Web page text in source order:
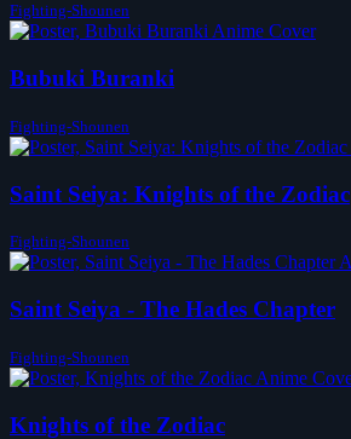
Fighting-Shounen
Bubuki Buranki
Fighting-Shounen
Saint Seiya: Knights of the Zodiac
Fighting-Shounen
Saint Seiya - The Hades Chapter
Fighting-Shounen
Knights of the Zodiac